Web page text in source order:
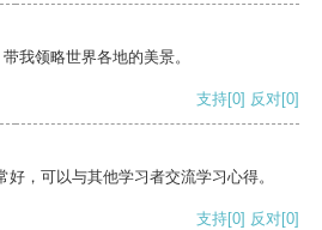
我领略世界各地的美景。
支持[0] 反对[0]
，可以与其他学习者交流学习心得。
支持[0] 反对[0]